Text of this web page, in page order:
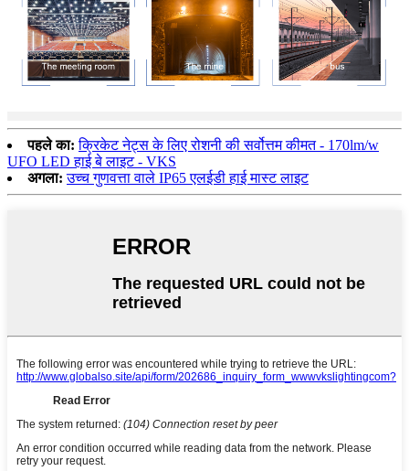
पहले का: क्रिकेट नेट्स के लिए रोशनी की सर्वोत्तम कीमत - 170lm/w
UFO LED हाई बे लाइट - VKS
अगला: उच्च गुणवत्ता वाले IP65 एलईडी हाई मास्ट लाइट